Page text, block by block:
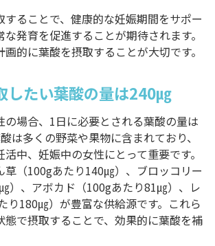
することで、健康的な妊娠期間をサポー
な発育を促進することが期待されます。
的に葉酸を摂取することが大切です。
したい葉酸の量は240㎍
の場合、1日に必要とされる葉酸の量は
は多くの野菜や果物に含まれており、
中、妊娠中の女性にとって重要です。
草（100gあたり140㎍）、ブロッコリー
）、アボカド（100gあたり81㎍）、レ
り180㎍）が豊富な供給源です。これら
態で摂取することで、効果的に葉酸を補